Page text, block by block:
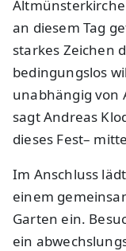
an diesem Tag
starkes Zeichen
bedingungslos
unabhängig von
sagt Andreas
dieses Fest–
Im Anschluss
einem
Garten ein.
ein